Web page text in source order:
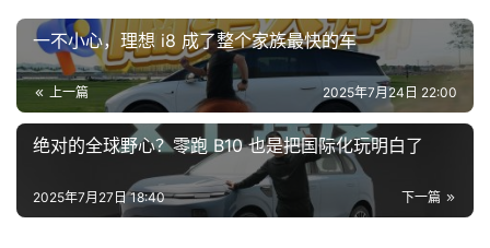
傻
瓜
A
I
冒
家
一不小心，理想 i8 成了整个家族最快的车
上一篇 2025年7月24日 22:00
绝对的全球野心？零跑 B10 也是把国际化玩明白了
下一篇
2025年7月27日 18:40